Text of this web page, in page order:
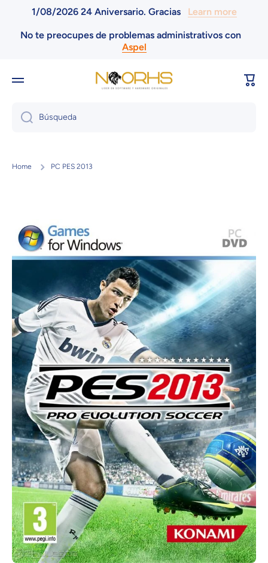
Ir directamente al contenido
1/08/2026 24 Aniversario. Gracias Learn more
No te preocupes de problemas administrativos con
Aspel
Búsqueda
Home PC PES 2013
Ir directamente a la información del producto